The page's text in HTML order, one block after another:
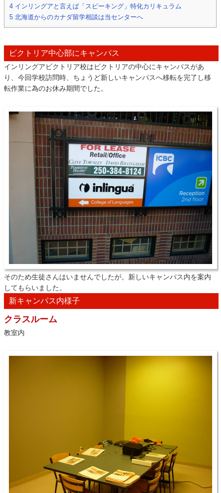
4 インリングアと言えば「スピーキング」特化カリキュラム
5 北海道からのカナダ留学相談は当センターへ
ビクトリア中心部にキャンパス
インリングアビクトリア校はビクトリアの中心にキャンパスがあ
り、今回学校訪問時、ちょうど新しいキャンパスへ移転を完了し移
転作業に為のお休み期間でした。
そのため生徒さんはいませんでしたが。新しいキャンパス内を案内
してもらいました。
新キャンパス内様子
クラスルーム
教室内